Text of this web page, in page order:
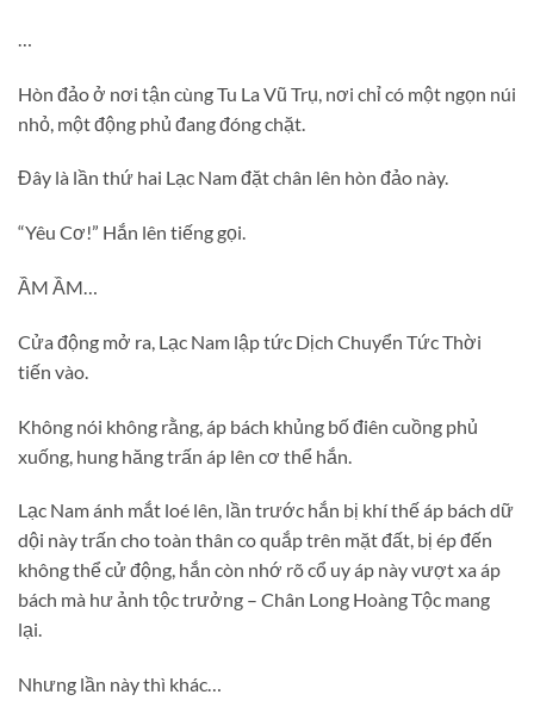
…
Hòn đảo ở nơi tận cùng Tu La Vũ Trụ, nơi chỉ có một ngọn núi
nhỏ, một động phủ đang đóng chặt.
Đây là lần thứ hai Lạc Nam đặt chân lên hòn đảo này.
“Yêu Cơ!” Hắn lên tiếng gọi.
ẦM ẦM…
Cửa động mở ra, Lạc Nam lập tức Dịch Chuyển Tức Thời
tiến vào.
Không nói không rằng, áp bách khủng bố điên cuồng phủ
xuống, hung hăng trấn áp lên cơ thể hắn.
Lạc Nam ánh mắt loé lên, lần trước hắn bị khí thế áp bách dữ
dội này trấn cho toàn thân co quắp trên mặt đất, bị ép đến
không thể cử động, hắn còn nhớ rõ cổ uy áp này vượt xa áp
bách mà hư ảnh tộc trưởng – Chân Long Hoàng Tộc mang
lại.
Nhưng lần này thì khác…